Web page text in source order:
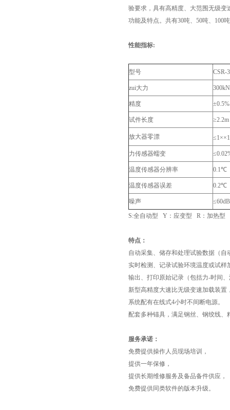
验要求，具有高精度、大范围无级
功能及特点。共有30吨、50吨、100
性能指标:
型号 CSR-
zui大力 300kN
精度 ±0.5%
试件长度 ≥2.2m
放大器零漂
力传感器蠕变
温度传感器分辨率 0.1℃
温度传感器误差 0.2℃
噪声
≤60dB
S:全自动型 Y：应变型 R：加热型
特点：
自动采集、储存和处理试验数据（自
实时检测、记录试验环境温度或试
输出、打印原始记录（包括力-时间
新型高精度大速比无级变速加载装
系统配有在线式4小时不间断电源。
配套多种锚具，满足钢丝、钢绞线
服务承诺：
免费提供操作人员现场培训，
提供一年保修，
提供长期维修服务及备品备件供应，
免费提供同类软件的版本升级。